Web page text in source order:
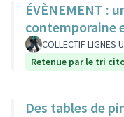
ÉVÈNEMENT :
contemporaine
COLLECTIF LIGNES
Retenue par le tri
Des tables de